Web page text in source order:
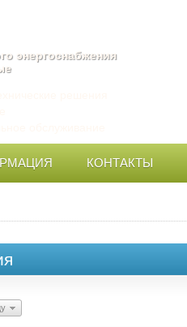
энергоснабжения
КОНТАКТЫ